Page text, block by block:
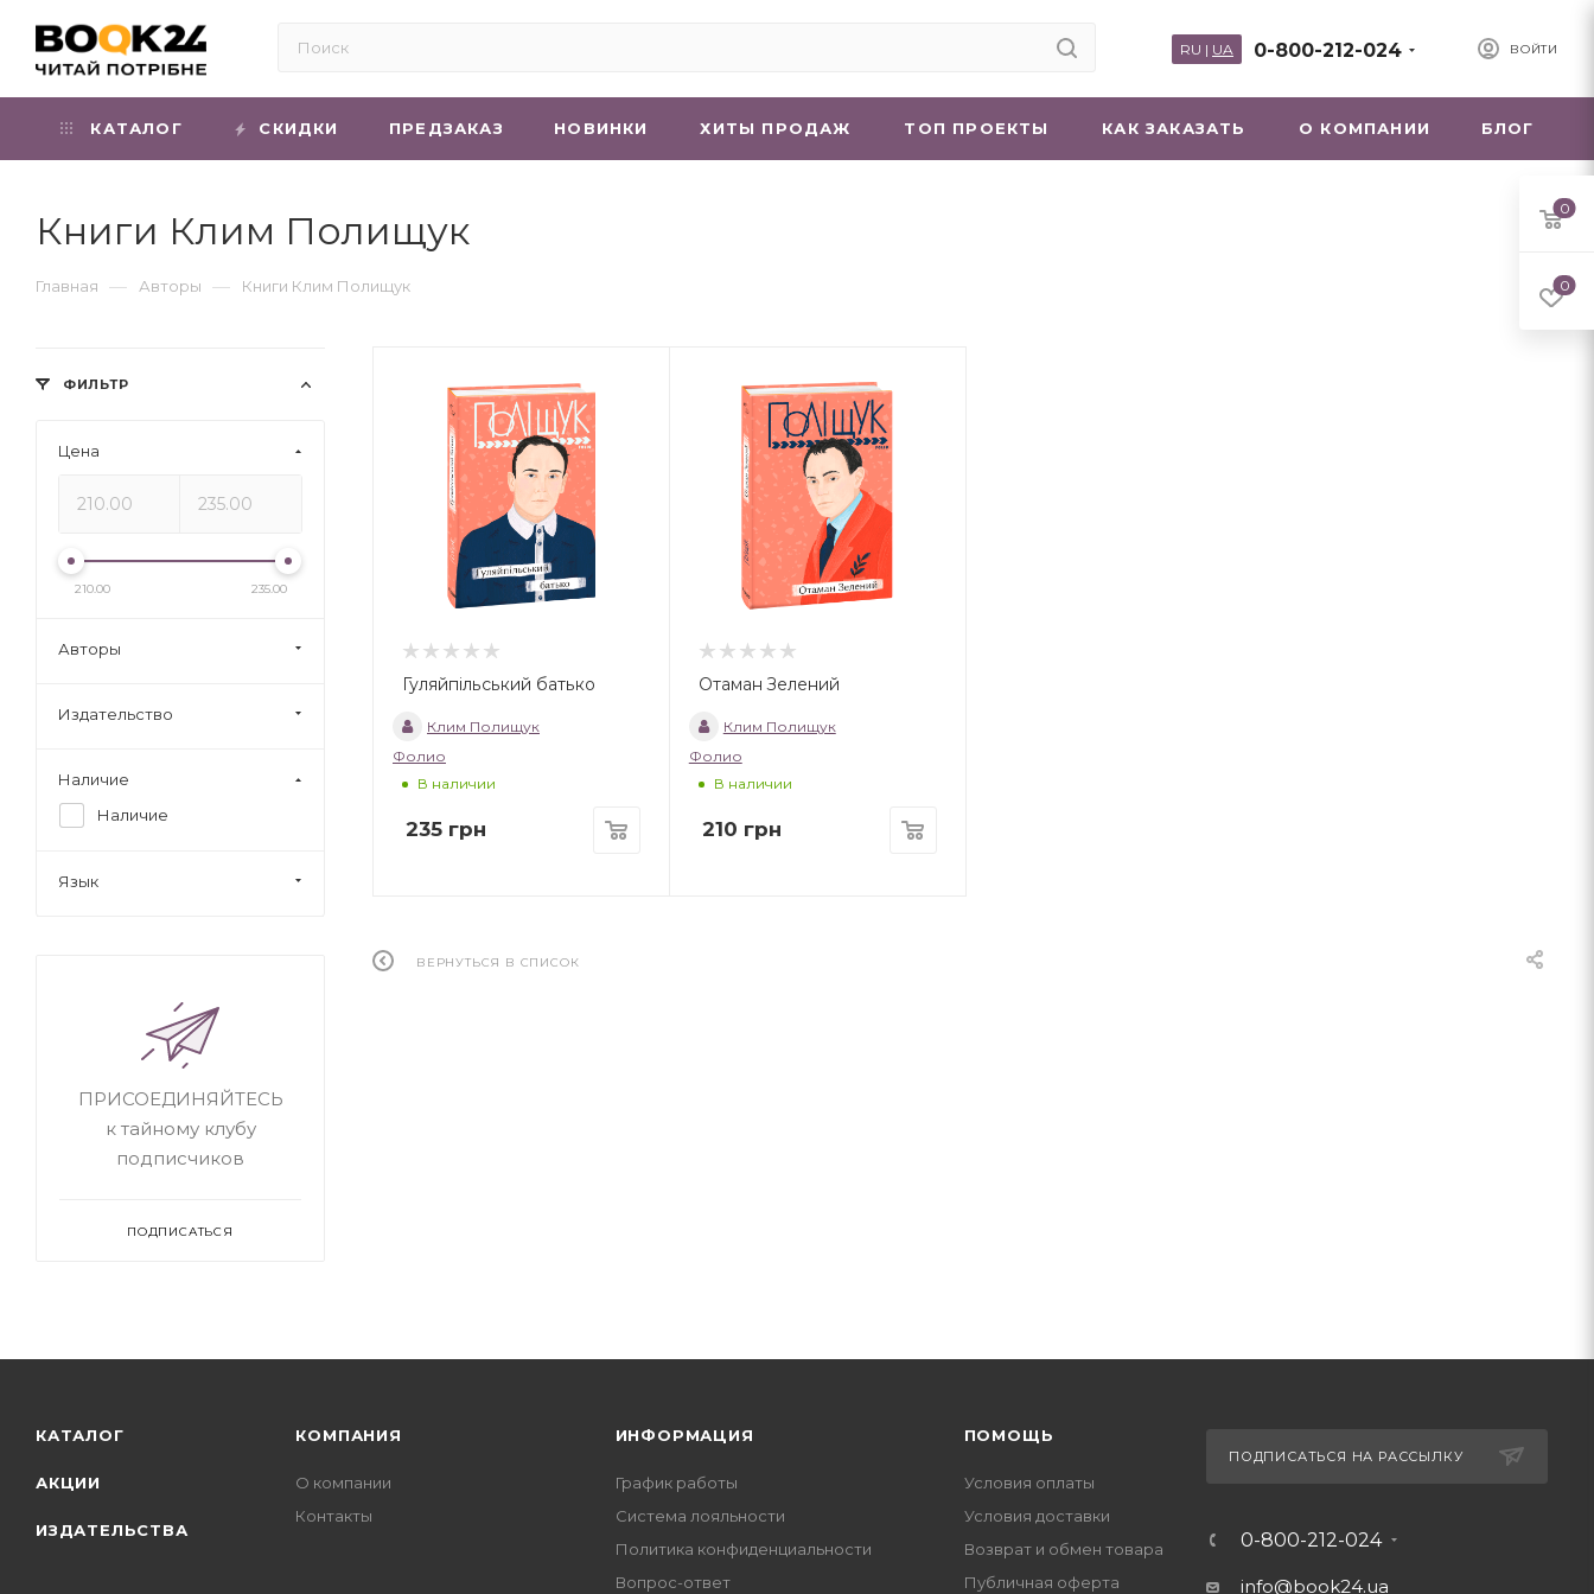
ВОЙТИ
0-800-212-024
RU | UA
КАТАЛОГ СКИДКИ ПРЕДЗАКАЗ НОВИНКИ ХИТЫ ПРОДАЖ ТОП ПРОЕКТЫ КАК ЗАКАЗАТЬ О КОМПАНИИ БЛОГ
Книги Клим Полищук
Главная — Авторы — Книги Клим Полищук
Гуляйпільський батько
Клим Полищук
Фолио
В наличии
235 грн
Отаман Зелений
Клим Полищук
Фолио
В наличии
210 грн
ВЕРНУТЬСЯ В СПИСОК
ФИЛЬТР
Цена
210.00 235.00
Авторы
Издательство
Наличие
Наличие
Язык
ПРИСОЕДИНЯЙТЕСЬ
к тайному клубу
подписчиков
ПОДПИСАТЬСЯ
КАТАЛОГ
АКЦИИ
ИЗДАТЕЛЬСТВА
КОМПАНИЯ
О компании
Контакты
ИНФОРМАЦИЯ
График работы
Система лояльности
Политика конфиденциальности
Вопрос-ответ
ПОМОЩЬ
Условия оплаты
Условия доставки
Возврат и обмен товара
Публичная оферта
ПОДПИСАТЬСЯ НА РАССЫЛКУ
0-800-212-024
info@book24.ua
0
0